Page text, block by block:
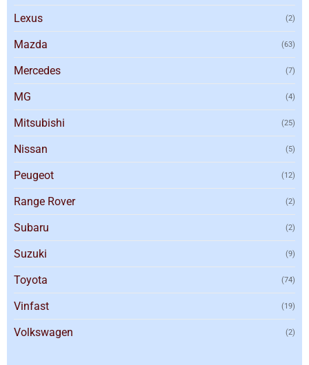
Lexus (2)
Mazda (63)
Mercedes (7)
MG (4)
Mitsubishi (25)
Nissan (5)
Peugeot (12)
Range Rover (2)
Subaru (2)
Suzuki (9)
Toyota (74)
Vinfast (19)
Volkswagen (2)